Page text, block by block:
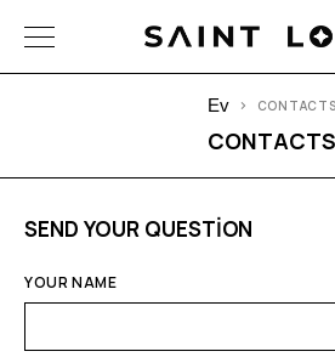
CONTACTS
Ev CONTACTS
SEND YOUR QUESTION
YOUR NAME